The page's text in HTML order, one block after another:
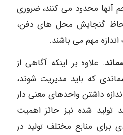
آنها محدود می کنند، ضروری
گنجایش محل های دفن،
مهم می باشند.
. علاوه بر اینکه آگاهی از
که باید مدیریت شوند،
داشتن واحدهای معنی دار
تولید شده نیز حائز اهمیت
برای منابع مختلف تولید در